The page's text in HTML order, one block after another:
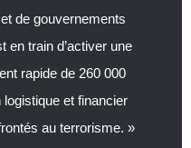
de gouvernements
en train d’activer une
rapide de 260 000
et financier
au terrorisme. »